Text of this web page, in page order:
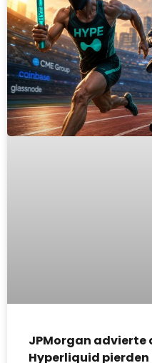
JPMorgan advierte
Hyperliquid